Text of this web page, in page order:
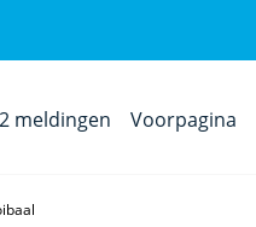
meldingen Voorpagina